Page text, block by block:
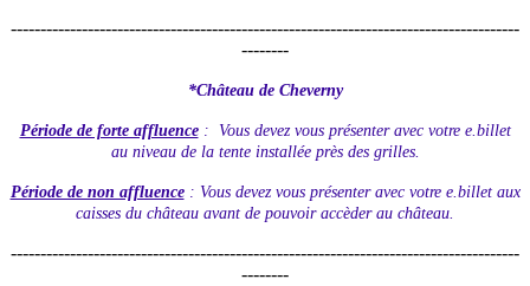
--------------------------------------------------------------------------------------
--------
*Château de Cheverny
Période de forte affluence: Vous devez vous présenter avec votre e.billet
au niveau de la tente installée près des grilles.
Période de non affluence : Vous devez vous présenter avec votre e.billet aux
caisses du château avant de pouvoir accèder au château.
--------------------------------------------------------------------------------------
--------